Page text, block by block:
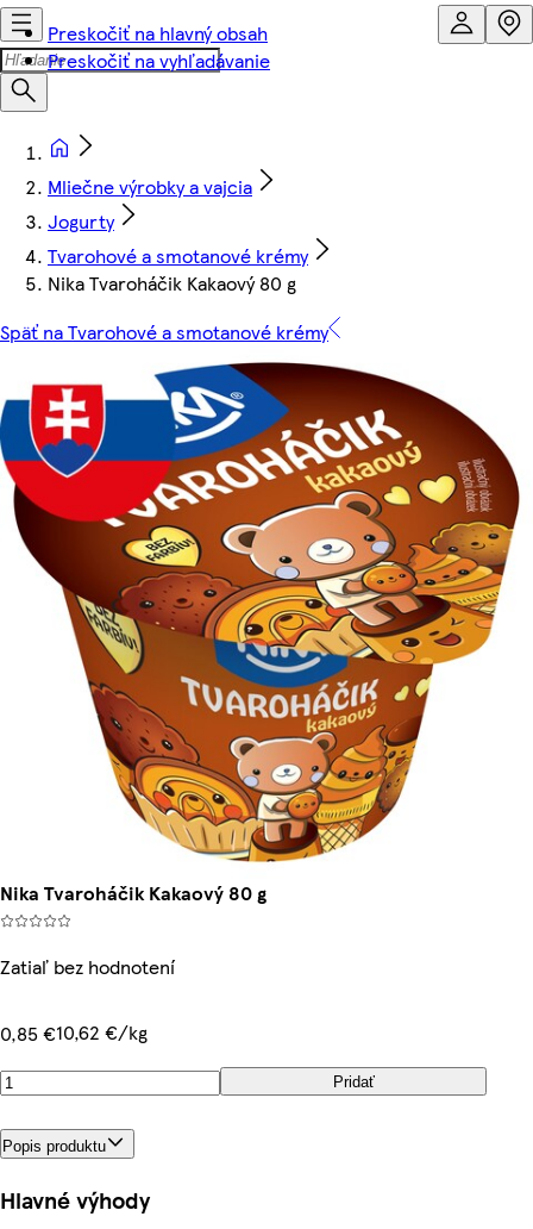
Preskočiť na hlavný obsah
Preskočiť na vyhľadávanie
Mliečne výrobky a vajcia
Jogurty
Tvarohové a smotanové krémy
Nika Tvaroháčik Kakaový 80 g
Späť na Tvarohové a smotanové krémy
Nika Tvaroháčik Kakaový 80 g
Zatiaľ bez hodnotení
0,85 €10,62 €/kg
Pridať
Popis produktu
Hlavné výhody